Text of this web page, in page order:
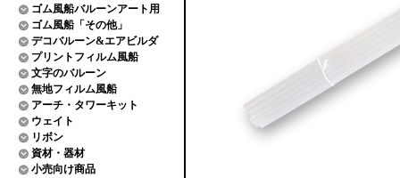
ゴム風船バルーンアート用
ゴム風船「その他」
デコバルーン&エアビルダ
プリントフィルム風船
文字のバルーン
無地フィルム風船
アーチ・タワーキット
ウェイト
リボン
資材・器材
小売向け商品